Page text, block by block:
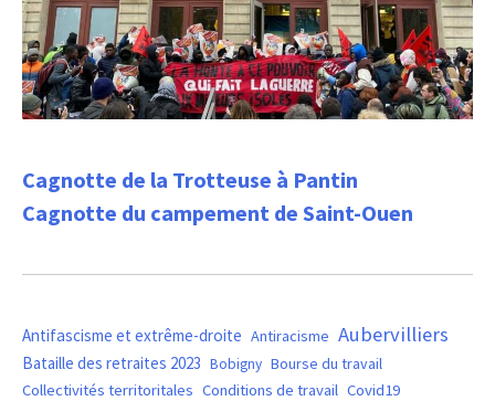
Cagnotte de la Trotteuse à Pantin
Cagnotte du campement de Saint-Ouen
Antifascisme et extrême-droite Antiracisme Aubervilliers
Bataille des retraites 2023 Bobigny Bourse du travail
Collectivités territoritales Conditions de travail Covid19